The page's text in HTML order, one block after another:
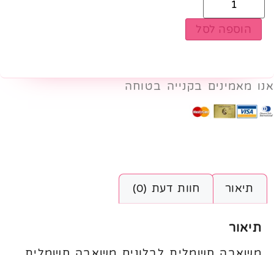
הוספה לסל
אנו מאמינים בקנייה בטוחה
תיאור חוות דעת (0)
תיאור